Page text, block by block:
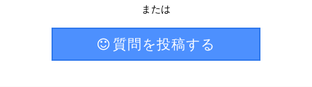
または
質問を投稿する